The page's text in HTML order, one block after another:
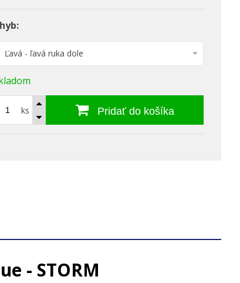
Ľavá - ľavá ruka dole
ks Pridať do košíka
- STORM